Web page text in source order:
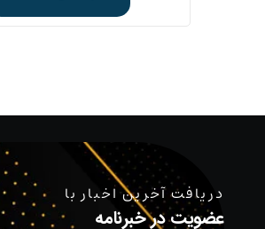
دریافت آخرین اخبار با
عضویت در خبرنامه